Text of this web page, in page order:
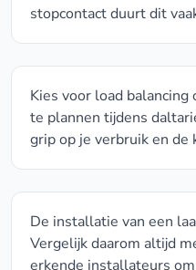
stopcontact duurt dit
Kies voor load balancing
te plannen tijdens
grip op je verbruik en de
De installatie van een
Vergelijk daarom altijd
erkende installateurs